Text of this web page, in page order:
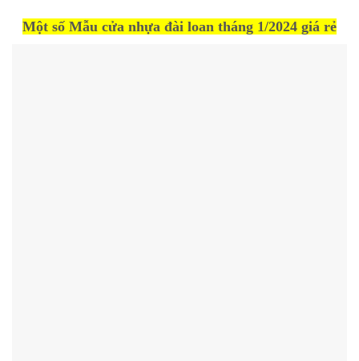
Một số Mẫu cửa nhựa đài loan tháng 1/2024 giá rẻ